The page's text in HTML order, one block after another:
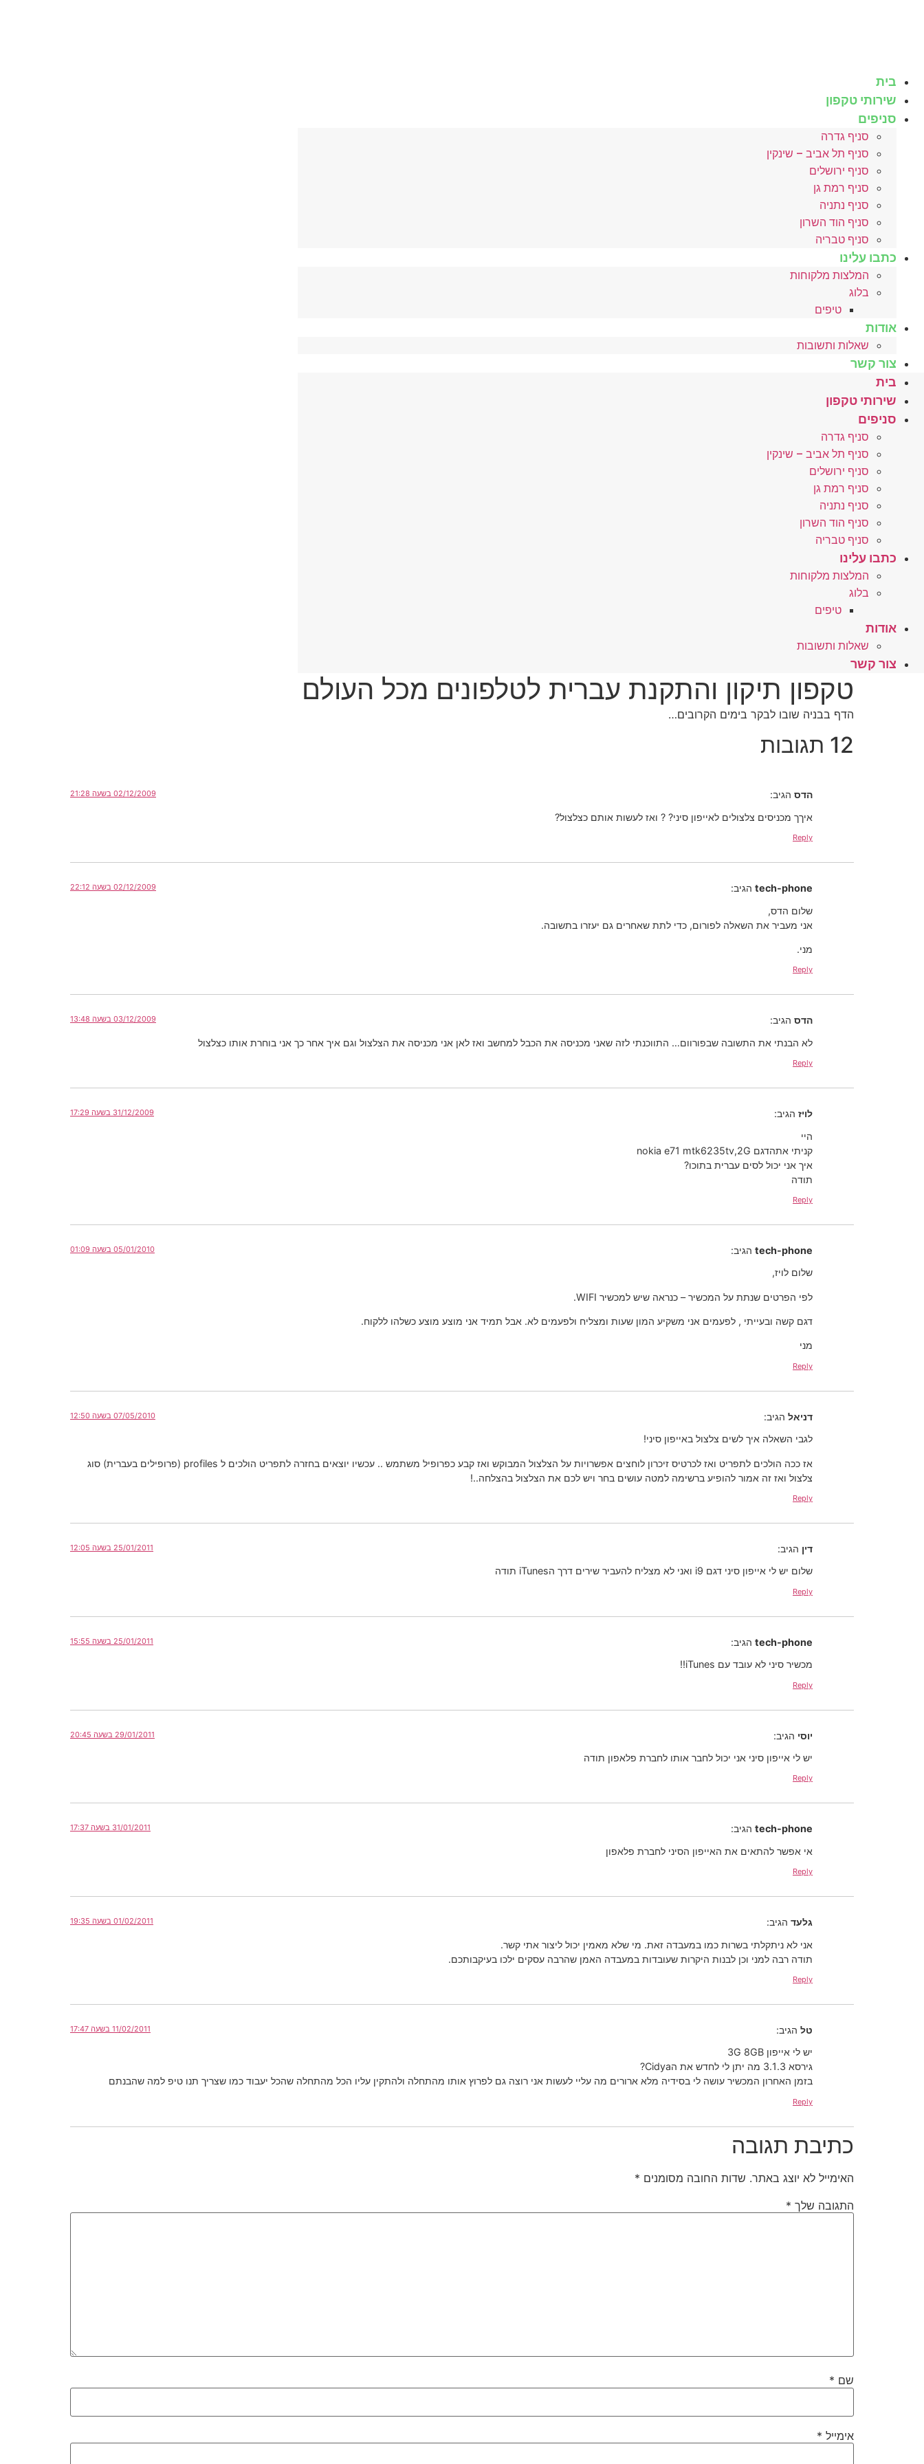
בית
שירותי טקפון
סניפים
סניף גדרה
סניף תל אביב – שינקין
סניף ירושלים
סניף רמת גן
סניף נתניה
סניף הוד השרון
סניף טבריה
כתבו עלינו
המלצות מלקוחות
בלוג
טיפים
אודות
שאלות ותשובות
צור קשר
בית
שירותי טקפון
סניפים
סניף גדרה
סניף תל אביב – שינקין
סניף ירושלים
סניף רמת גן
סניף נתניה
סניף הוד השרון
סניף טבריה
כתבו עלינו
המלצות מלקוחות
בלוג
טיפים
אודות
שאלות ותשובות
צור קשר
טקפון תיקון והתקנת עברית לטלפונים מכל העולם
הדף בבניה שובו לבקר בימים הקרובים…
12 תגובות
הדס הגיב: 02/12/2009 בשעה 21:28
איךך מכניסים צלצולים לאייפון סיני? ? ואז לעשות אותם כצלצול?
Reply
tech-phone הגיב: 02/12/2009 בשעה 22:12
שלום הדס,
אני מעביר את השאלה לפורום, כדי לתת שאחרים גם יעזרו בתשובה.
מני.
Reply
הדס הגיב: 03/12/2009 בשעה 13:48
לא הבנתי את התשובה שבפורוום… התווכנתי לזה שאני מכניסה את הכבל למחשב ואז לאן אני מכניסה את הצלצול וגם איך אחר כך אני בוחרת אותו כצלצול
Reply
לויז הגיב: 31/12/2009 בשעה 17:29
היי
קניתי אתהדגם nokia e71 mtk6235tv,2G
איך אני יכול לסים עברית בתוכו?
תודה
Reply
tech-phone הגיב: 05/01/2010 בשעה 01:09
שלום לויז,
לפי הפרטים שנתת על המכשיר – כנראה שיש למכשיר WIFI.
דגם קשה ובעייתי , לפעמים אני משקיע המון שעות ומצליח ולפעמים לא. אבל תמיד אני מוצע מוצע כשלהו ללקוח.
מני
Reply
דניאל הגיב: 07/05/2010 בשעה 12:50
לגבי השאלה איך לשים צלצול באייפון סיני!
אז ככה הולכים לתפריט ואז לכרטיס זיכרון לוחצים אפשרויות על הצלצול המבוקש ואז קבע כפרופיל משתמש .. עכשיו יוצאים בחזרה לתפריט הולכים ל profiles (פרופילים בעברית) סוג
צלצול ואז זה אמור להופיע ברשימה למטה עושים בחר ויש לכם את הצלצול בהצלחה..!
Reply
דין הגיב: 25/01/2011 בשעה 12:05
שלום יש לי אייפון סיני דגם i9 ואני לא מצליח להעביר שירים דרך הiTunes תודה
Reply
tech-phone הגיב: 25/01/2011 בשעה 15:55
מכשיר סיני לא עובד עם iTunes!!
Reply
יוסי הגיב: 29/01/2011 בשעה 20:45
יש לי אייפון סיני אני יכול לחבר אותו לחברת פלאפון תודה
Reply
tech-phone הגיב: 31/01/2011 בשעה 17:37
אי אפשר להתאים את האייפון הסיני לחברת פלאפון
Reply
גלעד הגיב: 01/02/2011 בשעה 19:35
אני לא ניתקלתי בשרות כמו במעבדה זאת. מי שלא מאמין יכול ליצור אתי קשר.
תודה רבה למני וכן לבנות היקרות שעובדות במעבדה האמן שהרבה עסקים ילכו בעיקבותכם.
Reply
טל הגיב: 11/02/2011 בשעה 17:47
יש לי אייפון 3G 8GB
גירסא 3.1.3 מה יתן לי לחדש את הCidya?
בזמן האחרון המכשיר עושה לי בסידיה מלא ארורים מה עליי לעשות אני רוצה גם לפרוץ אותו מהתחלה ולהתקין עליו הכל מהתחלה שהכל יעבוד כמו שצריך תנו טיפ למה שהבנתם
Reply
כתיבת תגובה
האימייל לא יוצג באתר. שדות החובה מסומנים *
התגובה שלך *
שם *
אימייל *